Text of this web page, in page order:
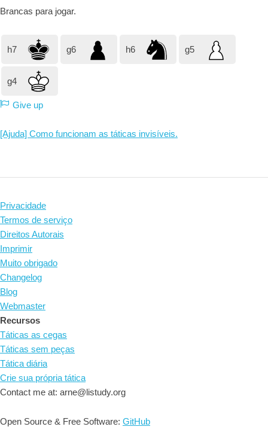
Brancas para jogar.
h7 g6 h6 g5
g4
Give up
[Ajuda] Como funcionam as táticas invisíveis.
Privacidade
Termos de serviço
Direitos Autorais
Imprimir
Muito obrigado
Changelog
Blog
Webmaster
Recursos
Táticas as cegas
Táticas sem peças
Tática diária
Crie sua própria tática
Contact me at: arne@listudy.org
Open Source & Free Software: GitHub